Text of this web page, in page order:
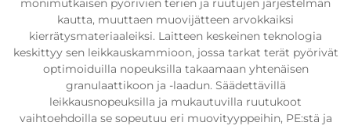
monimutkaisen pyörivien terien ja ruutujen järjestelmän
kautta, muuttaen muovijätteen arvokkaiksi
kierrätysmateriaaleiksi. Laitteen keskeinen teknologia
keskittyy sen leikkauskammioon, jossa tarkat terät pyörivät
optimoiduilla nopeuksilla takaamaan yhtenäisen
granulaattikoon ja -laadun. Säädettävillä
leikkausnopeuksilla ja mukautuvilla ruutukoot
vaihtoehdoilla se sopeutuu eri muovityyppeihin, PE:stä ja